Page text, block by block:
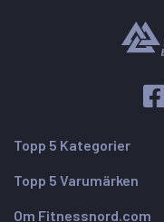
Topp 5 Kategorier
Topp 5 Varumärken
Om Fitnessnord.com